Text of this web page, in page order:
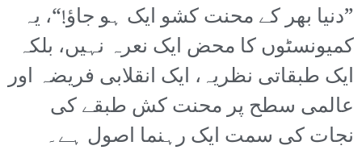
”دنیا بھر کے محنت کشو ایک ہو جاؤ!“، یہ
کمیونسٹوں کا محض ایک نعرہ نہیں، بلکہ
ایک طبقاتی نظریہ، ایک انقلابی فریضہ اور
عالمی سطح پر محنت کش طبقے کی
نجات کی سمت ایک رہنما اصول ہے۔